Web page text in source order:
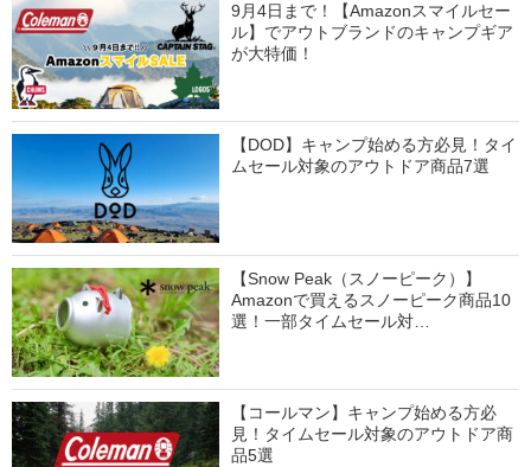
9月4日まで！【Amazonスマイルセー
ル】でアウトブランドのキャンプギア
が大特価！
【DOD】キャンプ始める方必見！タイ
ムセール対象のアウトドア商品7選
【Snow Peak（スノーピーク）】
Amazonで買えるスノーピーク商品10
選！一部タイムセール対…
【コールマン】キャンプ始める方必
見！タイムセール対象のアウトドア商
品5選